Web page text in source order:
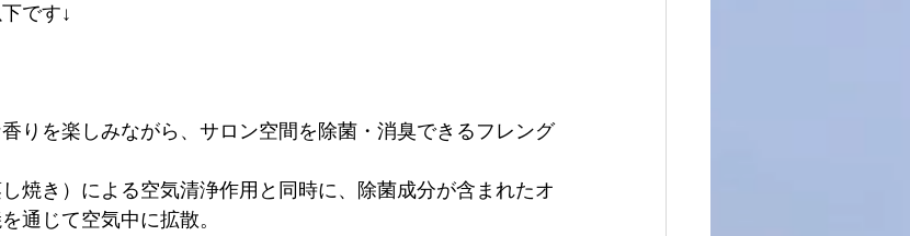
です↓
りを楽しみながら、サロン空間を除菌・消臭できるフレング
焼き）による空気清浄作用と同時に、除菌成分が含まれたオ
通じて空気中に拡散。